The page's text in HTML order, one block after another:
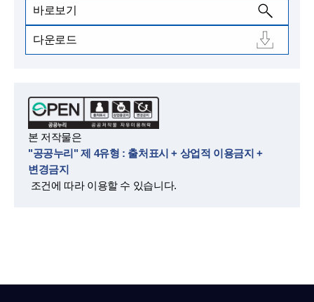
바로보기
다운로드
본 저작물은
"공공누리" 제 4유형 : 출처표시 + 상업적 이용금지 +
변경금지
조건에 따라 이용할 수 있습니다.